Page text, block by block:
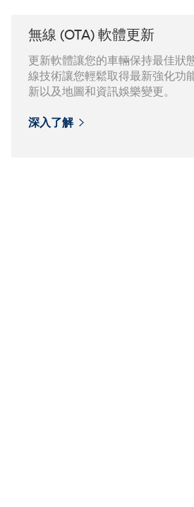
無線 (OTA) 軟體更新
更新軟體讓您的車輛保持最佳狀
線技術讓您輕鬆取得最新強化功
新以及地圖和資訊娛樂變更。
深入了解